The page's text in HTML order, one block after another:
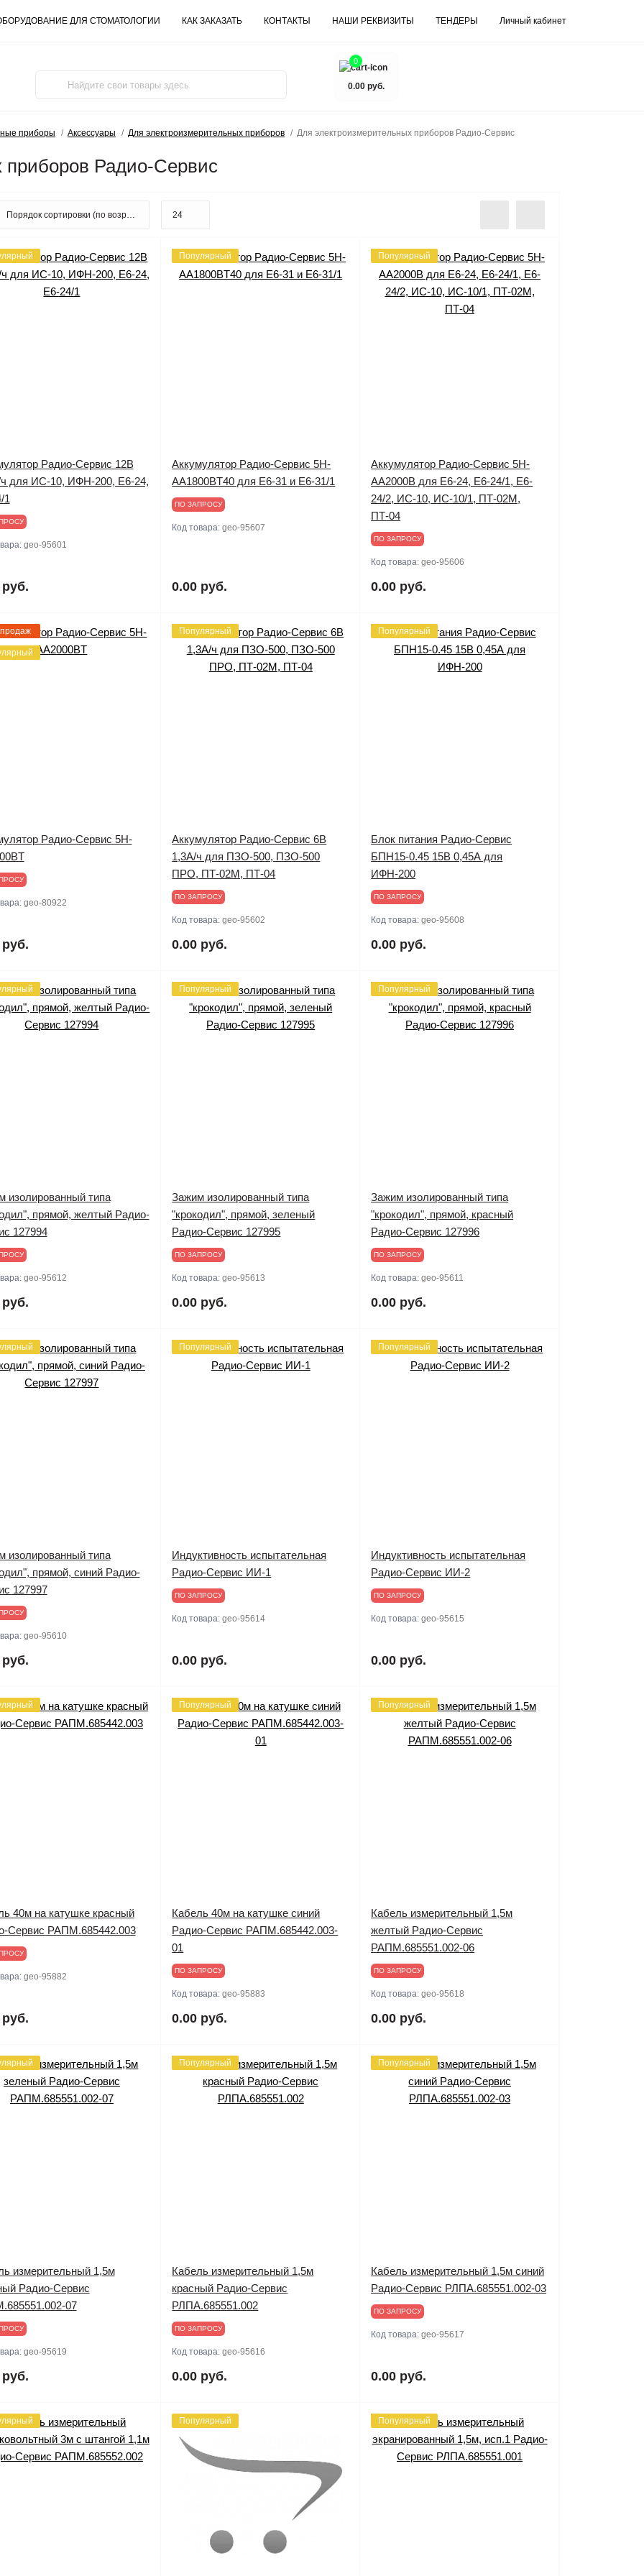
ДЛЯ СТОМАТОЛОГИИ КАК ЗАКАЗАТЬ КОНТАКТЫ НАШИ РЕКВИЗИТЫ ТЕНДЕРЫ Личный кабинет
0
0.00 руб.
приборы Аксессуары Для электроизмерительных приборов Для электроизмерительных приборов Радио-Сервис
приборов Радио-Сервис
Радио-Сервис 12В
для ИС-10, ИФН-200, Е6-24,
1
geo-95601
Популярный
Аккумулятор Радио-Сервис 5H-
AA1800BT40 для Е6-31 и Е6-31/1
ПО ЗАПРОСУ
Код товара:geo-95607
0.00 руб.
Популярный
Аккумулятор Радио-Сервис 5H-
AA2000B для Е6-24, Е6-24/1, Е6-
24/2, ИС-10, ИС-10/1, ПТ-02М,
ПТ-04
ПО ЗАПРОСУ
Код товара:geo-95606
0.00 руб.
Радио-Сервис 5H-
geo-80922
Популярный
Аккумулятор Радио-Сервис 6В
1,3А/ч для ПЗО-500, ПЗО-500
ПРО, ПТ-02М, ПТ-04
ПО ЗАПРОСУ
Код товара:geo-95602
0.00 руб.
Популярный
Блок питания Радио-Сервис
БПН15-0.45 15В 0,45А для
ИФН-200
ПО ЗАПРОСУ
Код товара:geo-95608
0.00 руб.
изолированный типа
прямой, желтый Радио-
127994
geo-95612
Популярный
Зажим изолированный типа
"крокодил", прямой, зеленый
Радио-Сервис 127995
ПО ЗАПРОСУ
Код товара:geo-95613
0.00 руб.
Популярный
Зажим изолированный типа
"крокодил", прямой, красный
Радио-Сервис 127996
ПО ЗАПРОСУ
Код товара:geo-95611
0.00 руб.
изолированный типа
прямой, синий Радио-
127997
geo-95610
Популярный
Индуктивность испытательная
Радио-Сервис ИИ-1
ПО ЗАПРОСУ
Код товара:geo-95614
0.00 руб.
Популярный
Индуктивность испытательная
Радио-Сервис ИИ-2
ПО ЗАПРОСУ
Код товара:geo-95615
0.00 руб.
40м на катушке красный
Сервис РАПМ.685442.003
geo-95882
Популярный
Кабель 40м на катушке синий
Радио-Сервис РАПМ.685442.003-
01
ПО ЗАПРОСУ
Код товара:geo-95883
0.00 руб.
Популярный
Кабель измерительный 1,5м
желтый Радио-Сервис
РАПМ.685551.002-06
ПО ЗАПРОСУ
Код товара:geo-95618
0.00 руб.
измерительный 1,5м
Радио-Сервис
07
geo-95619
Популярный
Кабель измерительный 1,5м
красный Радио-Сервис
РЛПА.685551.002
ПО ЗАПРОСУ
Код товара:geo-95616
0.00 руб.
Популярный
Кабель измерительный 1,5м синий
Радио-Сервис РЛПА.685551.002-03
ПО ЗАПРОСУ
Код товара:geo-95617
0.00 руб.
Популярный Популярный